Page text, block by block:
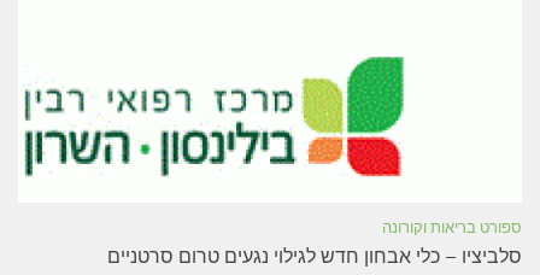
ספורט בריאות וקורונה
סלביציו – כלי אבחון חדש לגילוי נגעים טרום סרטניים